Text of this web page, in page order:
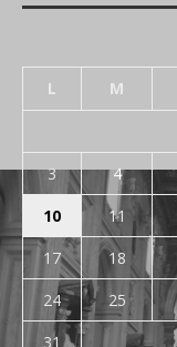
L M
3
4
10
11
17
18
24
25
31